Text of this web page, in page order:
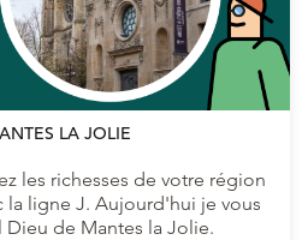
LA JOLIE
les richesses de votre région
la ligne J. Aujourd'hui je vous
de Mantes la Jolie.